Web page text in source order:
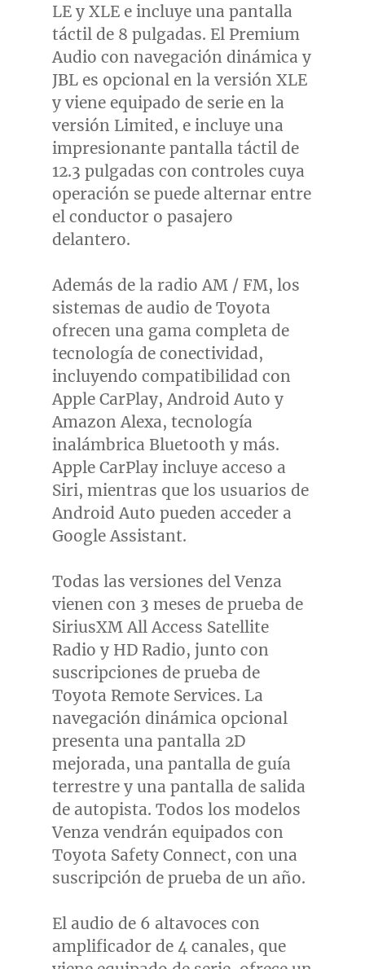
LE y XLE e incluye una pantalla
táctil de 8 pulgadas. El Premium
Audio con navegación dinámica y
JBL es opcional en la versión XLE
y viene equipado de serie en la
versión Limited, e incluye una
impresionante pantalla táctil de
12.3 pulgadas con controles cuya
operación se puede alternar entre
el conductor o pasajero
delantero.
Además de la radio AM / FM, los
sistemas de audio de Toyota
ofrecen una gama completa de
tecnología de conectividad,
incluyendo compatibilidad con
Apple CarPlay, Android Auto y
Amazon Alexa, tecnología
inalámbrica Bluetooth y más.
Apple CarPlay incluye acceso a
Siri, mientras que los usuarios de
Android Auto pueden acceder a
Google Assistant.
Todas las versiones del Venza
vienen con 3 meses de prueba de
SiriusXM All Access Satellite
Radio y HD Radio, junto con
suscripciones de prueba de
Toyota Remote Services. La
navegación dinámica opcional
presenta una pantalla 2D
mejorada, una pantalla de guía
terrestre y una pantalla de salida
de autopista. Todos los modelos
Venza vendrán equipados con
Toyota Safety Connect, con una
suscripción de prueba de un año.
El audio de 6 altavoces con
amplificador de 4 canales, que